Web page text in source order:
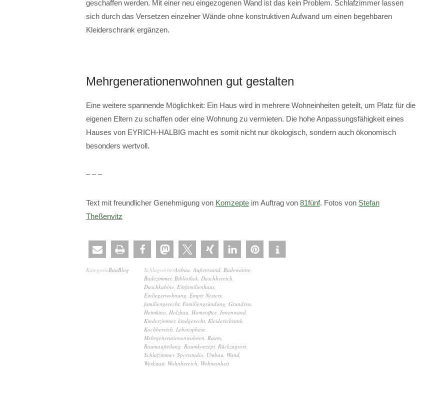
geschaffen werden. Mit einer neu eingezogenen Wand ist das kein Problem. Schlafzimmer lassen
sich durch das Versetzen einzelner Wände ohne konstruktiven Aufwand um einen begehbaren
Kleiderschrank ergänzen.
Mehrgenerationenwohnen gut gestalten
Eine weitere spannende Möglichkeit: Ein Haus wird in mehrere Wohneinheiten geteilt, um Platz für die
eigenen Eltern zu schaffen oder eine Wohnung zu vermieten. Die hohe Anpassungsfähigkeit eines
Hauses von EYRICH-HALBIG macht es somit nicht nur ökologisch, sondern auch ökonomisch
besonders wertvoll.
– – –
Text mit freundlicher Genehmigung von Komzepte im Auftrag von 81fünf. Fotos von Stefan
Theßenvitz
KategorieBauBlog SchlagwörterAnbau Außenwand Badewanne
Badezimmer, Bibliothek Duschbereich
Duschkabine Einfamilienhaus
Einliegerwohnung Empty Nesters
familiengerecht Familiengründung Grundriss
Heimkino Holzbau Homeoffice Innenwand
Kinderzimmer, kindgerecht Kleiderschrank
Kochbereich Lebensphase
Mehrgenerationenwohnen Raum
Raumaufteilung Raumkonzept Rückzugsort
Schlafzimmer, Sportstudio Umbau Wand
Werkstatt Wohnbereich Wohneinheit